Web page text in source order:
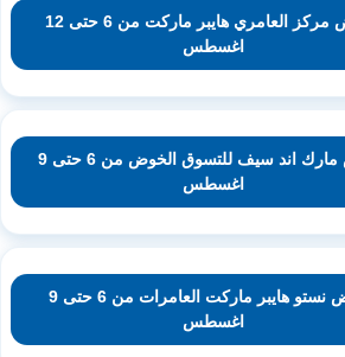
عروض مركز العامري هايبر ماركت من 6 حتى 12
اغسطس
عروض مارك اند سيف للتسوق الخوض من 6 حتى 9
اغسطس
عروض نستو هايبر ماركت العامرات من 6 حتى 9
اغسطس